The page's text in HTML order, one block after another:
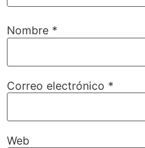
Nombre *
Correo electrónico *
Web